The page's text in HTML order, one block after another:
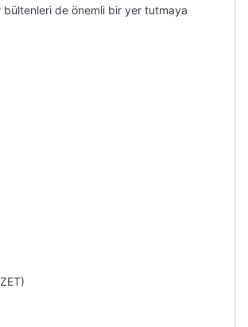
bültenleri de önemli bir yer tutmaya